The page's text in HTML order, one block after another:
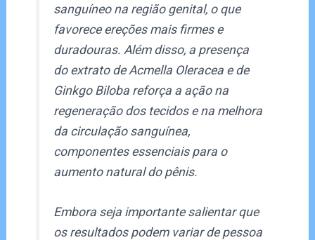
sanguíneo na região genital, o que
favorece ereções mais firmes e
duradouras. Além disso, a presença
do extrato de Acmella Oleracea e de
Ginkgo Biloba reforça a ação na
regeneração dos tecidos e na melhora
da circulação sanguínea,
componentes essenciais para o
aumento natural do pênis.
Embora seja importante salientar que
os resultados podem variar de pessoa